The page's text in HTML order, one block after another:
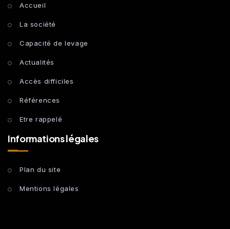
Accueil
La société
Capacité de levage
Actualités
Accès difficiles
Références
Etre rappelé
Informations légales
Plan du site
Mentions légales